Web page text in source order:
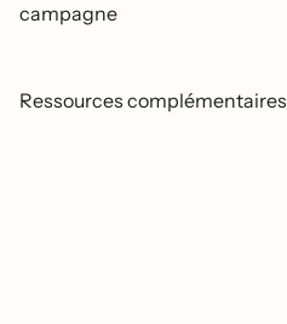
campagne
Ressources complémentaires